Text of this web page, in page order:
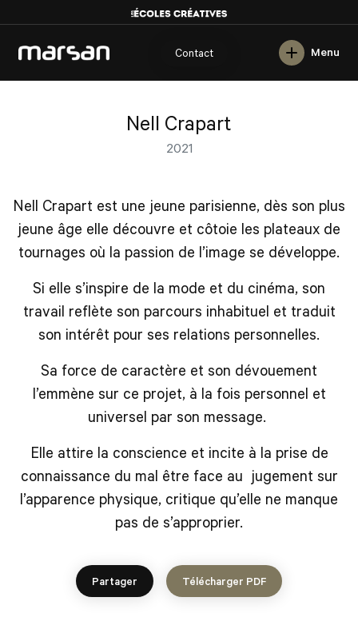
Contact Menu
English
Nell Crapart
2021
Nell Crapart est une jeune parisienne, dès son plus
jeune âge elle découvre et côtoie les plateaux de
tournages où la passion de l’image se développe.
Si elle s’inspire de la mode et du cinéma, son
travail reflète son parcours inhabituel et traduit
son intérêt pour ses relations personnelles.
Sa force de caractère et son dévouement
l’emmène sur ce projet, à la fois personnel et
universel par son message.
Elle attire la conscience et incite à la prise de
connaissance du mal être face au jugement sur
l’apparence physique, critique qu’elle ne manque
pas de s’approprier.
Partager Télécharger PDF